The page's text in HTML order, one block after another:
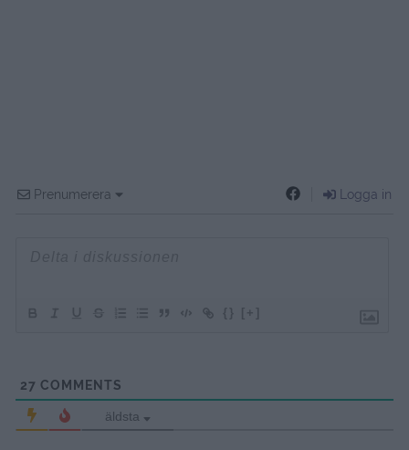
Prenumerera Logga in
{} [+]
27 COMMENTS
äldsta